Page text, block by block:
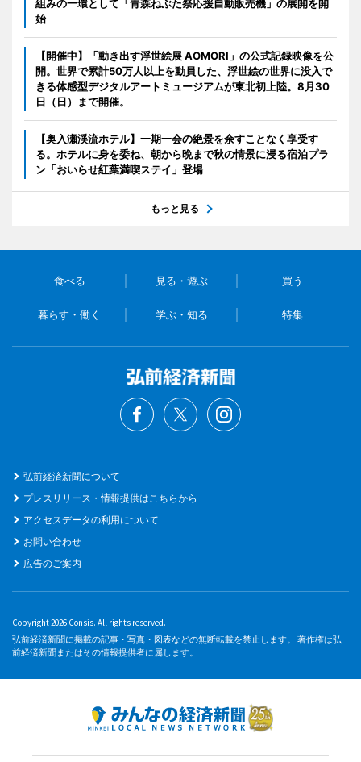
組みの一環として「青森ねぶた祭応援自動販売機」の展開を開
始
【開催中】「動き出す浮世絵展 AOMORI」の公式記録映像を公
開。世界で累計50万人以上を動員した、浮世絵の世界に没入で
きる体感型デジタルアートミュージアムが東北初上陸。8月30
日（日）まで開催。
【奥入瀬渓流ホテル】一期一会の絶景を余すことなく享受す
る。ホテルに身を委ね、朝から晩まで秋の情景に浸る宿泊プラ
ン「おいらせ紅葉満喫ステイ」登場
もっと見る
食べる 見る・遊ぶ 買う
暮らす・働く 学ぶ・知る 特集
弘前経済新聞について
プレスリリース・情報提供はこちらから
アクセスデータの利用について
お問い合わせ
広告のご案内
Copyright 2026 Consis. All rights reserved.
弘前経済新聞に掲載の記事・写真・図表などの無断転載を禁止します。 著作権は弘
前経済新聞またはその情報提供者に属します。